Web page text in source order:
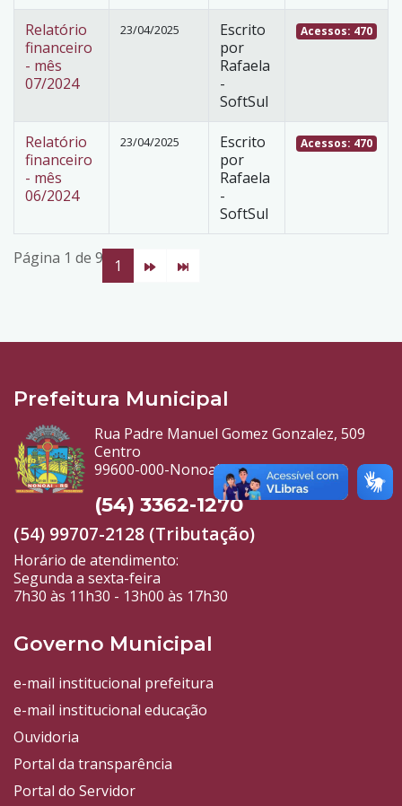
Relatório
financeiro
- mês
07/2024
23/04/2025
Escrito
por
Rafaela
-
SoftSul
Acessos: 470
Relatório
financeiro
- mês
06/2024
23/04/2025
Escrito
por
Rafaela
-
SoftSul
Acessos: 470
Página 1 de 9 1
Prefeitura Municipal
Rua Padre Manuel Gomez Gonzalez, 509
Centro
99600-000-Nonoai-RS
(54) 3362-1270
(54) 99707-2128 (Tributação)
Horário de atendimento:
Segunda a sexta-feira
7h30 às 11h30 - 13h00 às 17h30
Governo Municipal
e-mail institucional prefeitura
e-mail institucional educação
Ouvidoria
Portal da transparência
Portal do Servidor